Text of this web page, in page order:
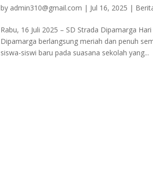
by admin310@gmail.com | Jul 16, 2025 |
Rabu, 16 Juli 2025 – SD Strada Dipamarga
Dipamarga berlangsung meriah dan penuh
siswa-siswi baru pada suasana sekolah yang...